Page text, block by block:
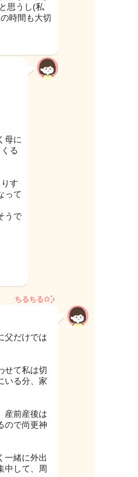
思うし(私
時間も大切
母に
る
す
って
うで
ちるちる✩︎⡱
父だけでは
せて私は切
いる分、家
産前産後は
ので尚更神
一緒に外出
中して、周